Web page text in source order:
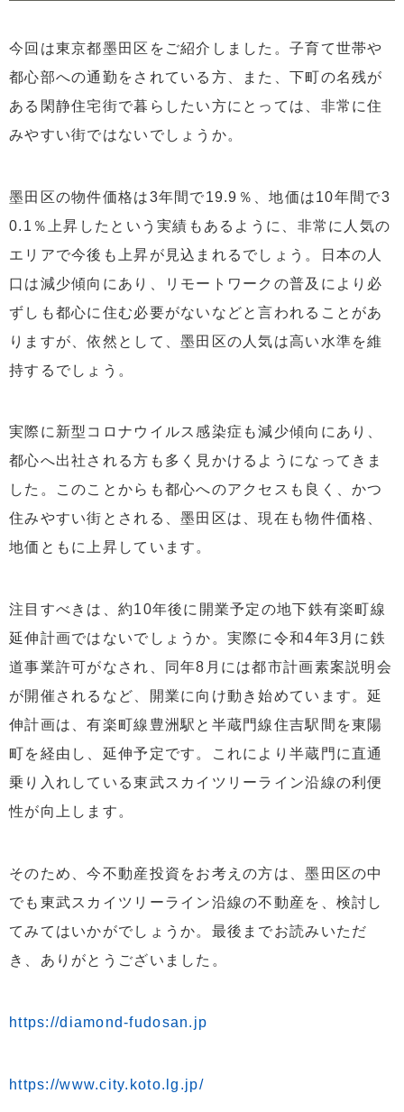
今回は東京都墨田区をご紹介しました。子育て世帯や
都心部への通勤をされている方、また、下町の名残が
ある閑静住宅街で暮らしたい方にとっては、非常に住
みやすい街ではないでしょうか。
墨田区の物件価格は3年間で19.9％、地価は10年間で3
0.1％上昇したという実績もあるように、非常に人気の
エリアで今後も上昇が見込まれるでしょう。日本の人
口は減少傾向にあり、リモートワークの普及により必
ずしも都心に住む必要がないなどと言われることがあ
りますが、依然として、墨田区の人気は高い水準を維
持するでしょう。
実際に新型コロナウイルス感染症も減少傾向にあり、
都心へ出社される方も多く見かけるようになってきま
した。このことからも都心へのアクセスも良く、かつ
住みやすい街とされる、墨田区は、現在も物件価格、
地価ともに上昇しています。
注目すべきは、約10年後に開業予定の地下鉄有楽町線
延伸計画ではないでしょうか。実際に令和4年3月に鉄
道事業許可がなされ、同年8月には都市計画素案説明会
が開催されるなど、開業に向け動き始めています。延
伸計画は、有楽町線豊洲駅と半蔵門線住吉駅間を東陽
町を経由し、延伸予定です。これにより半蔵門に直通
乗り入れしている東武スカイツリーライン沿線の利便
性が向上します。
そのため、今不動産投資をお考えの方は、墨田区の中
でも東武スカイツリーライン沿線の不動産を、検討し
てみてはいかがでしょうか。最後までお読みいただ
き、ありがとうございました。
https://diamond-fudosan.jp
https://www.city.koto.lg.jp/